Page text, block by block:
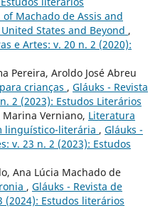
of Machado de Assis and
States and Beyond ,
e Artes: v. 20 n. 2 (2020):
Pereira, Aroldo José Abreu
crianças , Gláuks - Revista
2 (2023): Estudos Literários
Marina Verniano, Literatura
linguístico-literária , Gláuks -
v. 23 n. 2 (2023): Estudos
Ana Lúcia Machado de
, Gláuks - Revista de
(2024): Estudos literários